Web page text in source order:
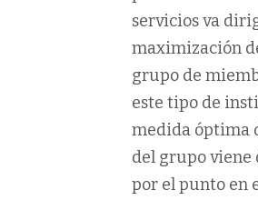
servicios va
maximización
grupo de
este tipo de
medida óptima
del grupo
por el punto en